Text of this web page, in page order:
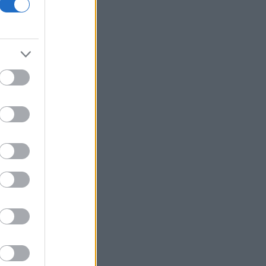
στο Ορμούζ
Υεμένη: Επίθεση των Χούθι σε
58 νεκροί
απαγόρευση διέλευσης πλοίων από
ΗΠΑ και Ισραήλ από το Ορμούζ
για data center τεχνητής νοημοσύνης
στην Ιαπωνία
Οπλισμένα τουρκικά F-16
πραγματοποίησαν 10 παραβάσεις και
Ο Ζελένσκι θα επισκεφθεί τη Σερβία
πολέμου
Ξεκινούν τα δοκιμαστικά δρομολόγια